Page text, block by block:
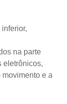
na parte
eletrônicos,
e a